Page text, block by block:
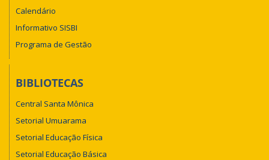
Calendário
Informativo SISBI
Programa de Gestão
BIBLIOTECAS
Central Santa Mônica
Setorial Umuarama
Setorial Educação Física
Setorial Educação Básica